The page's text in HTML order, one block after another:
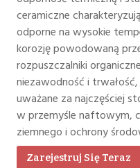
ceramiczne
odporne na wysokie
korozję powodowaną
rozpuszczalniki
niezawodność i
uważane za najczęściej
w przemyśle naftowym,
ziemnego i ochrony
Zarejestruj Się Teraz